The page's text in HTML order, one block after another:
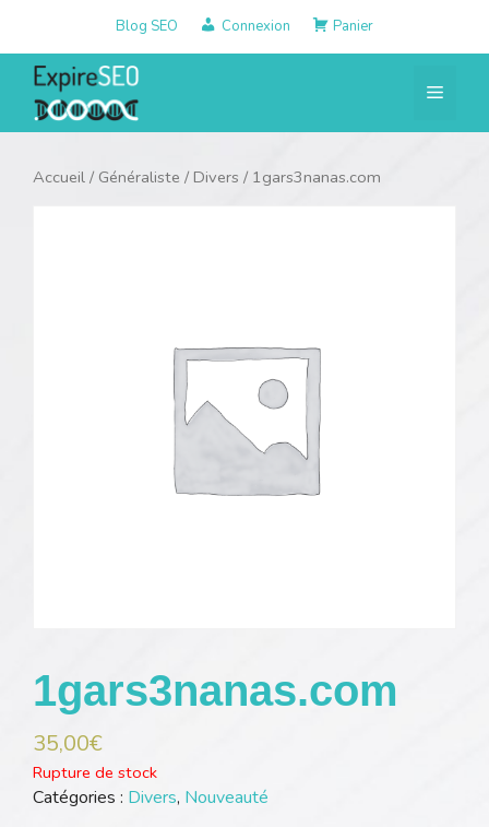
contenu
Blog SEO Connexion Panier
Menu
Accueil / Généraliste / Divers / 1gars3nanas.com
1gars3nanas.com
35,00€
Rupture de stock
Catégories : Divers, Nouveauté